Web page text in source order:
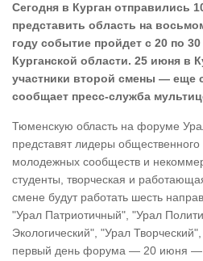
Сегодня в Курган отправились
представить область на
году событие пройдет с 20 по
Курганской области. 25 июня в
участники второй смены — еще
сообщает пресс-служба
Тюменскую область на форуме
представят лидеры
молодежных сообществ и
студенты, творческая и
смене будут работать шесть
"Урал Патриотичный", "Урал
Экологический", "Урал
первый день форума — 20 июня —